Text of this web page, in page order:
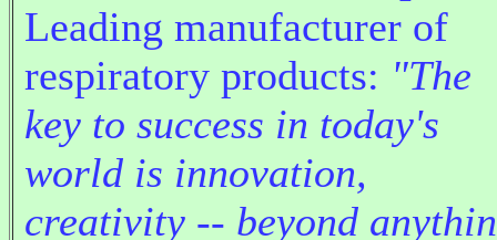
Leading manufacturer of
respiratory products: "The
key to success in today's
world is innovation,
creativity -- beyond